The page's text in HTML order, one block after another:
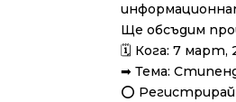
Ще обсъдим
🗓 Кога: 7 март,
➡ Тема:
⭕